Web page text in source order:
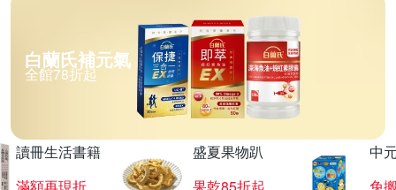
白蘭氏補元氣
全館78折起
讀冊生活書籍
盛夏果物趴
中